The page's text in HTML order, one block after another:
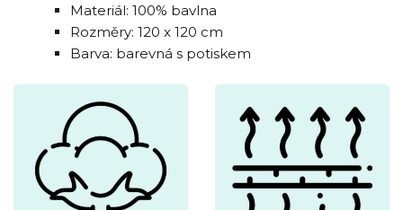
Materiál: 100% bavlna
Rozměry: 120 x 120 cm
Barva: barevná s potiskem